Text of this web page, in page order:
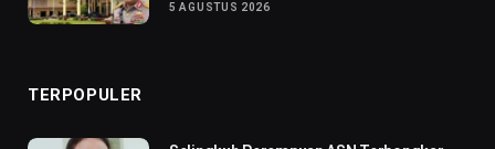
5 AGUSTUS 2026
TERPOPULER